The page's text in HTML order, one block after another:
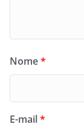
Nome*
E-mail*